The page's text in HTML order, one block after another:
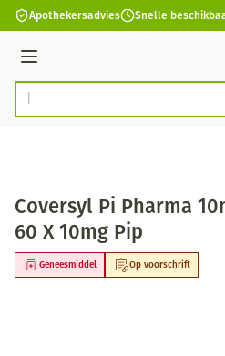
Ga naar de inhoud
Apothekersadvies Snelle
Menu
Product, merk, categorie...
Coversyl Pi Pharma
60 X 10mg Pip
Op voorschrift
Geneesmiddel